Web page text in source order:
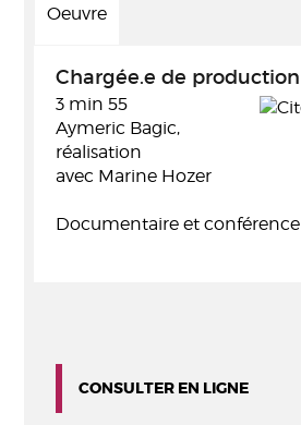
Oeuvre
Chargée.e de production
3 min 55
Aymeric Bagic,
réalisation
avec Marine Hozer
Documentaire et conférence
CONSULTER EN LIGNE